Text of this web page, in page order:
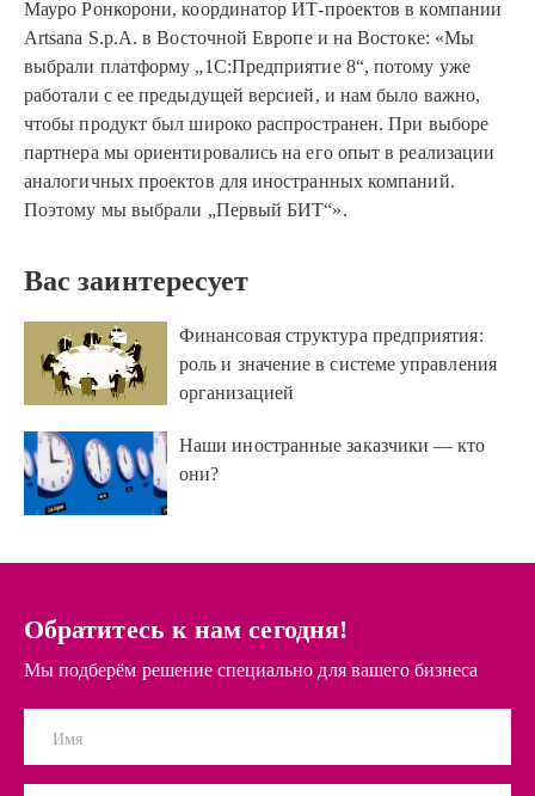
Мауро Ронкорони, координатор ИТ-проектов в компании
Artsana S.p.A. в Восточной Европе и на Востоке: «Мы
выбрали платформу „1С:Предприятие 8“, потому уже
работали с ее предыдущей версией, и нам было важно,
чтобы продукт был широко распространен. При выборе
партнера мы ориентировались на его опыт в реализации
аналогичных проектов для иностранных компаний.
Поэтому мы выбрали „Первый БИТ“».
Вас заинтересует
Финансовая структура предприятия:
роль и значение в системе управления
организацией
Наши иностранные заказчики — кто
они?
Обратитесь к нам сегодня!
Мы подберём решение специально для вашего бизнеса
Имя